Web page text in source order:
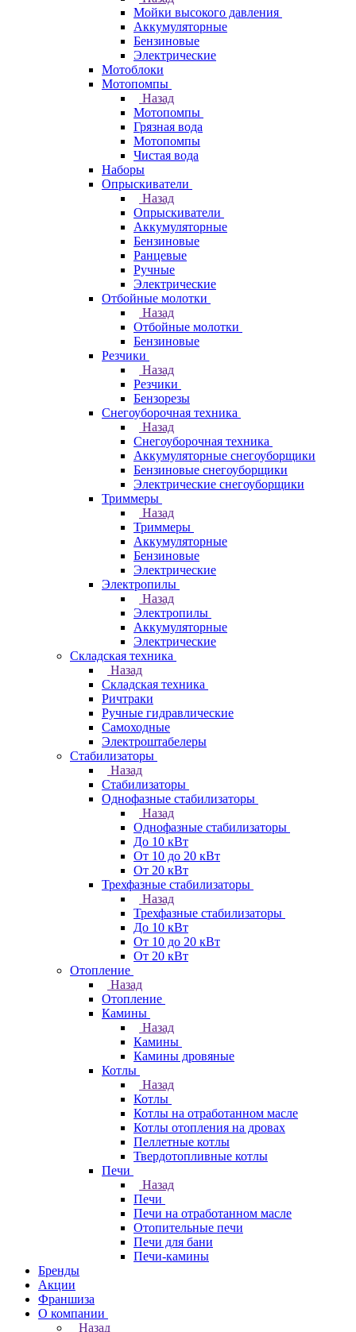
Мойки высокого давления
Аккумуляторные
Бензиновые
Электрические
Мотоблоки
Мотопомпы
Назад
Мотопомпы
Грязная вода
Мотопомпы
Чистая вода
Наборы
Опрыскиватели
Назад
Опрыскиватели
Аккумуляторные
Бензиновые
Ранцевые
Ручные
Электрические
Отбойные молотки
Назад
Отбойные молотки
Бензиновые
Резчики
Назад
Резчики
Бензорезы
Снегоуборочная техника
Назад
Снегоуборочная техника
Аккумуляторные снегоуборщики
Бензиновые снегоуборщики
Электрические снегоуборщики
Триммеры
Назад
Триммеры
Аккумуляторные
Бензиновые
Электрические
Электропилы
Назад
Электропилы
Аккумуляторные
Электрические
Складская техника
Назад
Складская техника
Ричтраки
Ручные гидравлические
Самоходные
Электроштабелеры
Стабилизаторы
Назад
Стабилизаторы
Однофазные стабилизаторы
Назад
Однофазные стабилизаторы
До 10 кВт
От 10 до 20 кВт
От 20 кВт
Трехфазные стабилизаторы
Назад
Трехфазные стабилизаторы
До 10 кВт
От 10 до 20 кВт
От 20 кВт
Отопление
Назад
Отопление
Камины
Назад
Камины
Камины дровяные
Котлы
Назад
Котлы
Котлы на отработанном масле
Котлы отопления на дровах
Пеллетные котлы
Твердотопливные котлы
Печи
Назад
Печи
Печи на отработанном масле
Отопительные печи
Печи для бани
Печи-камины
Бренды
Акции
Франшиза
О компании
Назад